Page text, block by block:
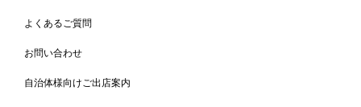
よくあるご質問
お問い合わせ
自治体様向けご出店案内